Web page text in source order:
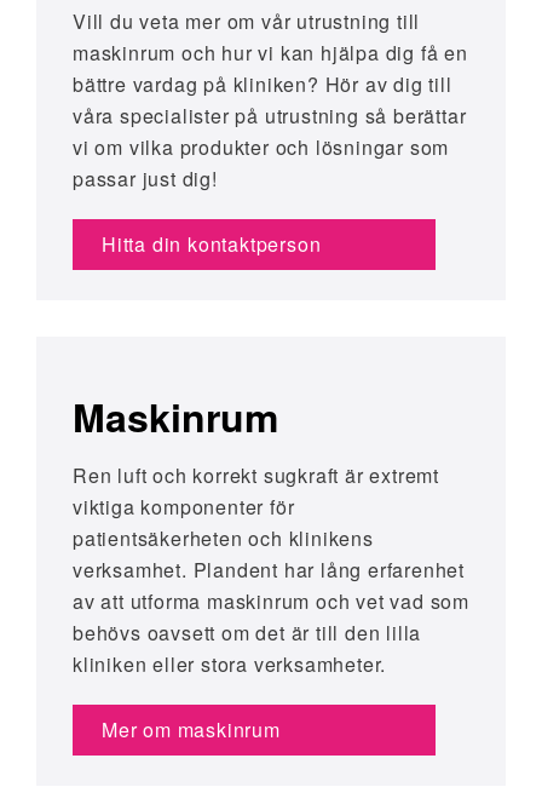
Vill du veta mer om vår utrustning till
maskinrum och hur vi kan hjälpa dig få en
bättre vardag på kliniken? Hör av dig till
våra specialister på utrustning så berättar
vi om vilka produkter och lösningar som
passar just dig!
Hitta din kontaktperson
Maskinrum
Ren luft och korrekt sugkraft är extremt
viktiga komponenter för
patientsäkerheten och klinikens
verksamhet. Plandent har lång erfarenhet
av att utforma maskinrum och vet vad som
behövs oavsett om det är till den lilla
kliniken eller stora verksamheter.
Mer om maskinrum